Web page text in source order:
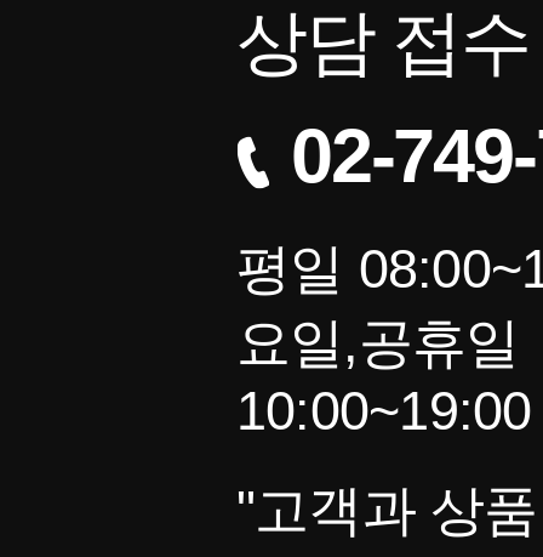
상담 접수
02-
평일
요일,공휴일
10:00~19:00
"고객과 상